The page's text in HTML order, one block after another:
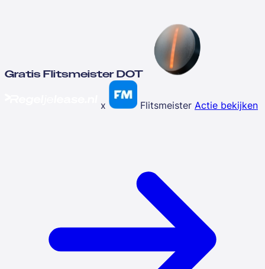
Gratis Flitsmeister DOT
x Flitsmeister Actie bekijken